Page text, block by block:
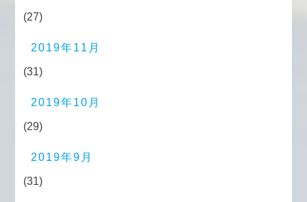
(27)
2019年11月
(31)
2019年10月
(29)
2019年9月
(31)